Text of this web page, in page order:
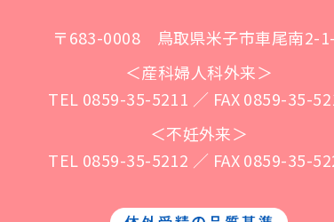
〒683-0008 鳥取県米子市車尾南2-
＜産科婦人科外来＞
TEL 0859-35-5211 ／ FAX 0859-35-
＜不妊外来＞
TEL 0859-35-5212 ／ FAX 0859-35-